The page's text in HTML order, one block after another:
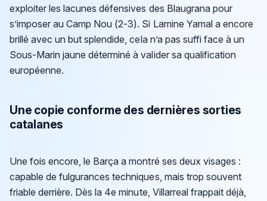
exploiter les lacunes défensives des Blaugrana pour
s’imposer au Camp Nou (2-3). Si Lamine Yamal a encore
brillé avec un but splendide, cela n’a pas suffi face à un
Sous-Marin jaune déterminé à valider sa qualification
européenne.
Une copie conforme des dernières sorties
catalanes
Une fois encore, le Barça a montré ses deux visages :
capable de fulgurances techniques, mais trop souvent
friable derrière. Dès la 4e minute, Villarreal frappait déjà,